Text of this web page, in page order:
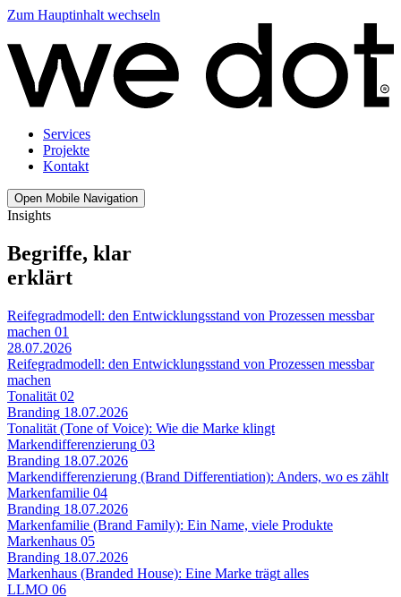
Zum Hauptinhalt wechseln
Services
Projekte
Kontakt
Open Mobile Navigation
Insights
Begriffe, klar
erklärt
Reifegradmodell: den Entwicklungsstand von Prozessen messbar
machen 01
28.07.2026
Reifegradmodell: den Entwicklungsstand von Prozessen messbar
machen
Tonalität 02
Branding 18.07.2026
Tonalität (Tone of Voice): Wie die Marke klingt
Markendifferenzierung 03
Branding 18.07.2026
Markendifferenzierung (Brand Differentiation): Anders, wo es zählt
Markenfamilie 04
Branding 18.07.2026
Markenfamilie (Brand Family): Ein Name, viele Produkte
Markenhaus 05
Branding 18.07.2026
Markenhaus (Branded House): Eine Marke trägt alles
LLMO 06